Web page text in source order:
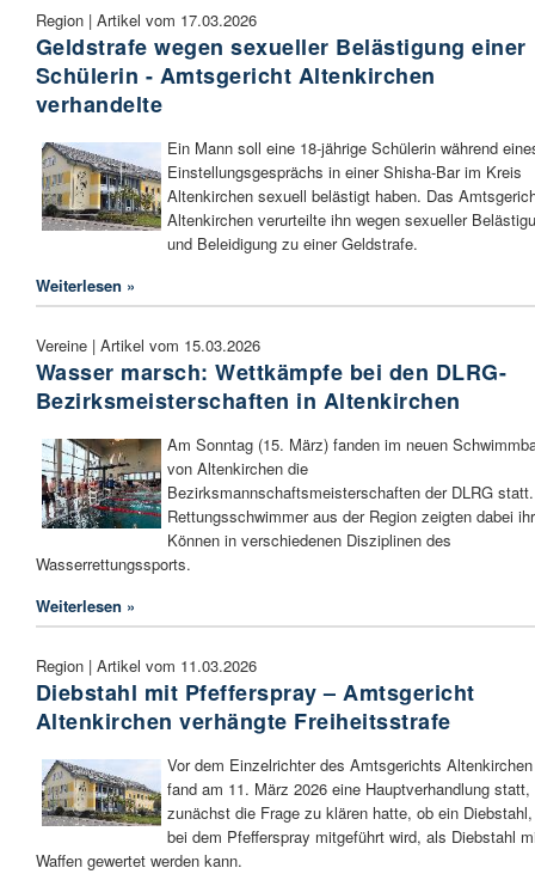
Region | Artikel vom 17.03.2026
Geldstrafe wegen sexueller Belästigung einer
Schülerin - Amtsgericht Altenkirchen
verhandelte
Ein Mann soll eine 18-jährige Schülerin während
Einstellungsgesprächs in einer Shisha-Bar im Kreis
Altenkirchen sexuell belästigt haben. Das
Altenkirchen verurteilte ihn wegen sexueller
und Beleidigung zu einer Geldstrafe.
Weiterlesen »
Vereine | Artikel vom 15.03.2026
Wasser marsch: Wettkämpfe bei den DLRG-
Bezirksmeisterschaften in Altenkirchen
Am Sonntag (15. März) fanden im neuen
von Altenkirchen die
Bezirksmannschaftsmeisterschaften der DLRG statt.
Rettungsschwimmer aus der Region zeigten dabei ihr
Können in verschiedenen Disziplinen des
Wasserrettungssports.
Weiterlesen »
Region | Artikel vom 11.03.2026
Diebstahl mit Pfefferspray – Amtsgericht
Altenkirchen verhängte Freiheitsstrafe
Vor dem Einzelrichter des Amtsgerichts Altenkirchen
fand am 11. März 2026 eine Hauptverhandlung statt,
zunächst die Frage zu klären hatte, ob ein Diebstahl,
bei dem Pfefferspray mitgeführt wird, als Diebstahl
Waffen gewertet werden kann.